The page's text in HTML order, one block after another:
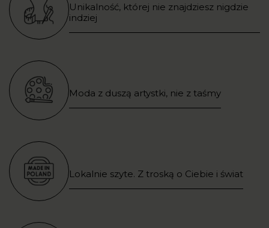
Unikalność, której nie znajdziesz nigdzie
indziej
Moda z duszą artystki, nie z taśmy
Lokalnie szyte. Z troską o Ciebie i świat